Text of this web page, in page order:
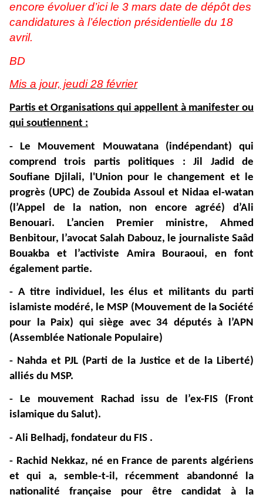
encore évoluer d’ici le 3 mars date de dépôt des
candidatures à l’élection présidentielle du 18
avril.
BD
Mis a jour, jeudi 28 février
Partis et Organisations qui appellent à manifester ou
qui soutiennent :
- Le Mouvement Mouwatana (indépendant) qui
comprend trois partis politiques : Jil Jadid de
Soufiane Djilali, l'Union pour le changement et le
progrès (UPC) de Zoubida Assoul et Nidaa el-watan
(l’Appel de la nation, non encore agréé) d’Ali
Benouari. L’ancien Premier ministre, Ahmed
Benbitour, l’avocat Salah Dabouz, le journaliste Saâd
Bouakba et l’activiste Amira Bouraoui, en font
également partie.
- A titre individuel, les élus et militants du parti
islamiste modéré, le MSP (Mouvement de la Société
pour la Paix) qui siège avec 34 députés à l’APN
(Assemblée Nationale Populaire)
- Nahda et PJL (Parti de la Justice et de la Liberté)
alliés du MSP.
- Le mouvement Rachad issu de l’ex-FIS (Front
islamique du Salut).
- Ali Belhadj, fondateur du FIS .
- Rachid Nekkaz, né en France de parents algériens
et qui a, semble-t-il, récemment abandonné la
nationalité française pour être candidat à la